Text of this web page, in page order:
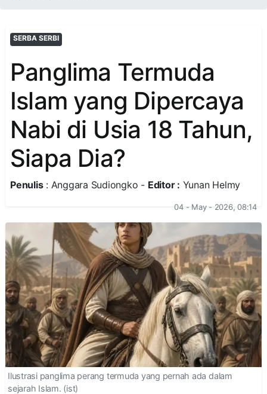
SERBA SERBI
Panglima Termuda
Islam yang Dipercaya
Nabi di Usia 18 Tahun,
Siapa Dia?
Penulis: Anggara Sudiongko - Editor : Yunan Helmy
04 - May - 2026, 08:14
Ilustrasi panglima perang termuda yang pernah ada dalam
sejarah Islam. (ist)